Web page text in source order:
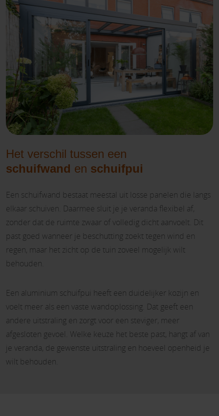
Het verschil tussen een
schuifwand en schuifpui
Een schuifwand bestaat meestal uit losse panelen die langs
elkaar schuiven. Daarmee sluit je je veranda flexibel af,
zonder dat de ruimte zwaar of volledig dicht aanvoelt. Dit
past goed wanneer je beschutting zoekt tegen wind en
regen, maar het zicht op de tuin zoveel mogelijk wilt
behouden.
Een aluminium schuifpui heeft een duidelijker kozijn en
voelt meer als een vaste wandoplossing. Dat geeft een
andere uitstraling en zorgt voor een steviger, meer
afgesloten gevoel. Welke keuze het beste past, hangt af van
je veranda, de gewenste uitstraling en hoeveel openheid je
wilt behouden.